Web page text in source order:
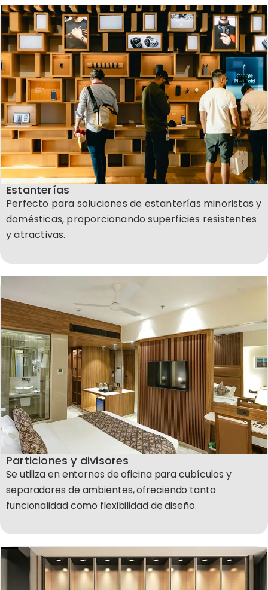
Estanterías
Perfecto para soluciones de estanterías minoristas y
domésticas, proporcionando superficies resistentes
y atractivas.
Particiones y divisores
Se utiliza en entornos de oficina para cubículos y
separadores de ambientes, ofreciendo tanto
funcionalidad como flexibilidad de diseño.